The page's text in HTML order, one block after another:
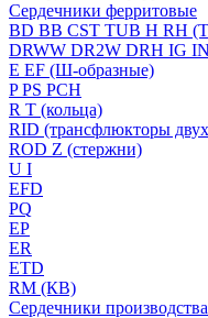
Сердечники ферритовые
BD BB CST TUB H RH
DRWW DR2W DRH IG
E EF (Ш-образные)
P PS PCH
R T (кольца)
RID (трансфлюкторы
ROD Z (стержни)
U I
EFD
PQ
EP
ER
ETD
RM (КВ)
Сердечники